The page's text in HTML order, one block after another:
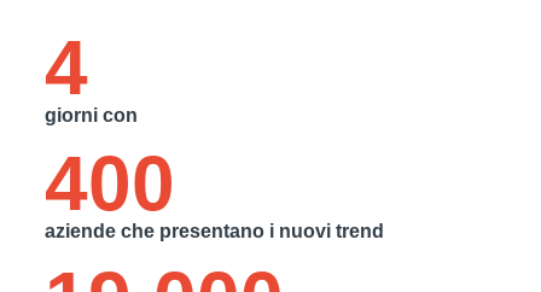
4
giorni con
400
aziende che presentano i nuovi trend